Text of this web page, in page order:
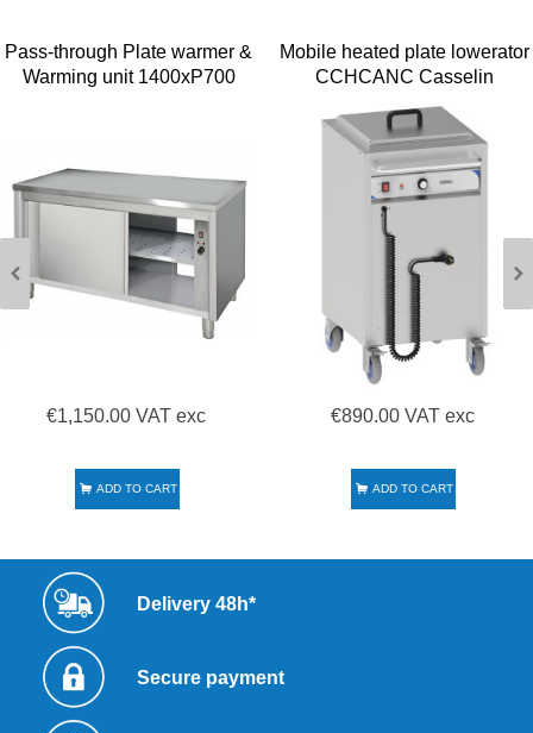
Pass-through Plate warmer &
Warming unit 1400xP700
€1,150.00 VAT exc
ADD TO CART
Mobile heated plate lowerator
CCHCANC Casselin
€890.00 VAT exc
ADD TO CART
Delivery 48h*
Secure payment